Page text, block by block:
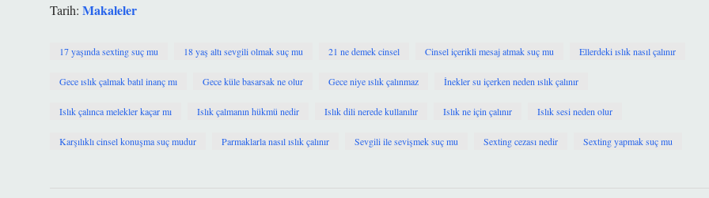
Tarih: Makaleler
17 yaşında sexting suç mu 18 yaş altı sevgili olmak suç mu 21 ne demek cinsel Cinsel içerikli mesaj atmak suç mu Ellerdeki ıslık nasıl çalınır
Gece ıslık çalmak batıl inanç mı Gece küle basarsak ne olur Gece niye ıslık çalınmaz İnekler su içerken neden ıslık çalınır
Islık çalınca melekler kaçar mı Islık çalmanın hükmü nedir Islık dili nerede kullanılır Islık ne için çalınır Islık sesi neden olur
Karşılıklı cinsel konuşma suç mudur Parmaklarla nasıl ıslık çalınır Sevgili ile sevişmek suç mu Sexting cezası nedir Sexting yapmak suç mu